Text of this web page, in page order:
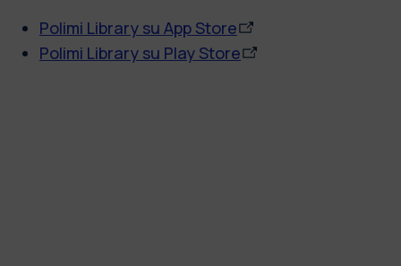
Polimi Library su App Store
Polimi Library su Play Store